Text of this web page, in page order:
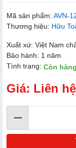
Mã sản phẩm: AVN-
Thương hiệu: Hữu
Xuất xứ: Việt Nam
Bảo hành: 1 năm
Tình trạng: Còn hàng
Giá: Liên hệ